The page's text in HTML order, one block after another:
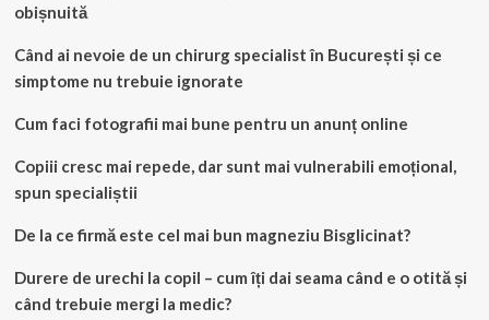
obișnuită
Când ai nevoie de un chirurg specialist în București și ce
simptome nu trebuie ignorate
Cum faci fotografii mai bune pentru un anunț online
Copiii cresc mai repede, dar sunt mai vulnerabili emoțional,
spun specialiștii
De la ce firmă este cel mai bun magneziu Bisglicinat?
Durere de urechi la copil – cum îți dai seama când e o otită și
când trebuie mergi la medic?